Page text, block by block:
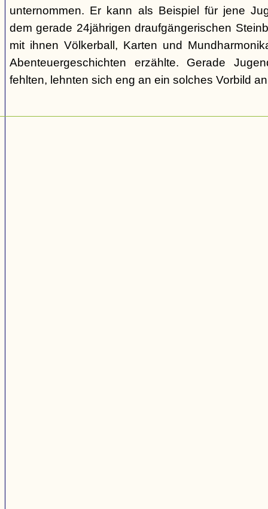
unternommen. Er kann als Beispiel für jene
dem gerade 24jährigen draufgängerischen
mit ihnen Völkerball, Karten und
Abenteuergeschichten erzählte. Gerade
fehlten, lehnten sich eng an ein solches Vorbild